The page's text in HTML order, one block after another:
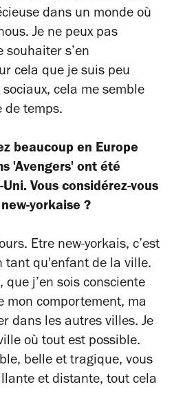
dans un monde où
Je ne peux pas
s’en
cela que je suis peu
cela me semble
de temps.
beaucoup en Europe
'Avengers' ont été
Vous considérez-vous
yorkaise ?
Etre new-yorkais, c’est
tant qu'enfant de la ville.
que j’en sois consciente
mon comportement, ma
dans les autres villes. Je
où tout est possible.
belle et tragique, vous
et distante, tout cela